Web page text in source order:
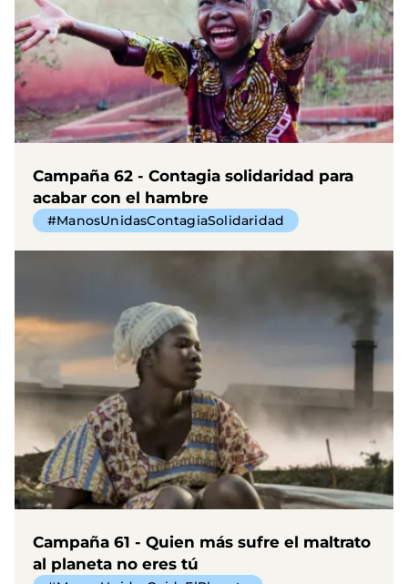
Campaña 62 - Contagia solidaridad para
acabar con el hambre
#ManosUnidasContagiaSolidaridad
Campaña 61 - Quien más sufre el maltrato
al planeta no eres tú